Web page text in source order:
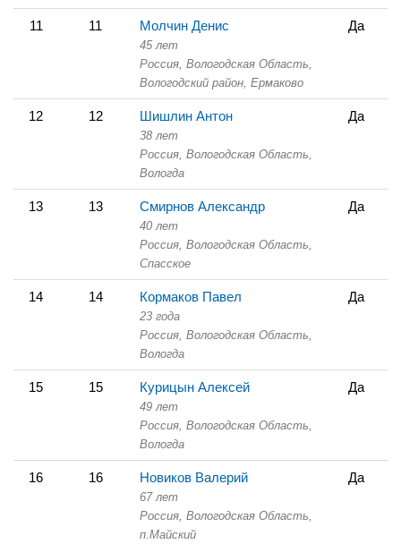
11 11 Молчин Денис
45 лет
Россия, Вологодская Область,
Вологодский район, Ермаково
Да
12 12 Шишлин Антон
38 лет
Россия, Вологодская Область,
Вологда
Да
13 13 Смирнов Александр
40 лет
Россия, Вологодская Область,
Спасское
Да
14 14 Кормаков Павел
23 года
Россия, Вологодская Область,
Вологда
Да
15 15 Курицын Алексей
49 лет
Россия, Вологодская Область,
Вологда
Да
16 16 Новиков Валерий
67 лет
Россия, Вологодская Область,
п.Майский
Да